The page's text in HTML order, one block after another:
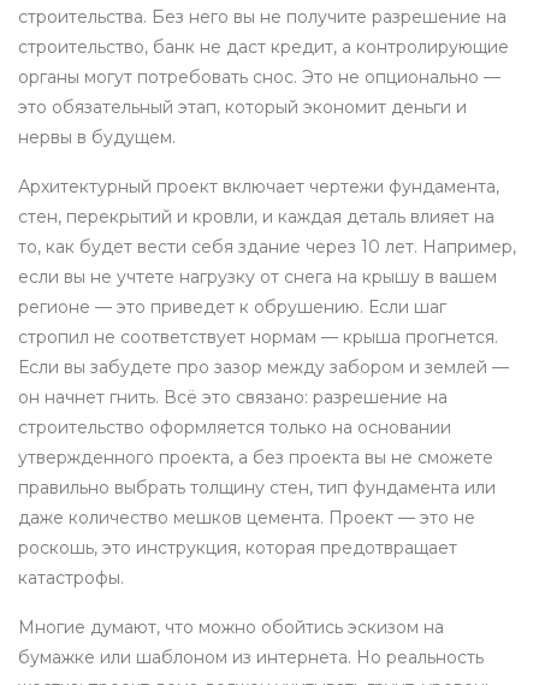
строительства. Без него вы не получите разрешение на
строительство, банк не даст кредит, а контролирующие
органы могут потребовать снос. Это не опционально —
это обязательный этап, который экономит деньги и
нервы в будущем.
Архитектурный проект включает чертежи фундамента,
стен, перекрытий и кровли, и каждая деталь влияет на
то, как будет вести себя здание через 10 лет. Например,
если вы не учтете нагрузку от снега на крышу в вашем
регионе — это приведет к обрушению. Если шаг
стропил не соответствует нормам — крыша прогнется.
Если вы забудете про зазор между забором и землей —
он начнет гнить. Всё это связано: разрешение на
строительство оформляется только на основании
утвержденного проекта, а без проекта вы не сможете
правильно выбрать толщину стен, тип фундамента или
даже количество мешков цемента. Проект — это не
роскошь, это инструкция, которая предотвращает
катастрофы.
Многие думают, что можно обойтись эскизом на
бумажке или шаблоном из интернета. Но реальность